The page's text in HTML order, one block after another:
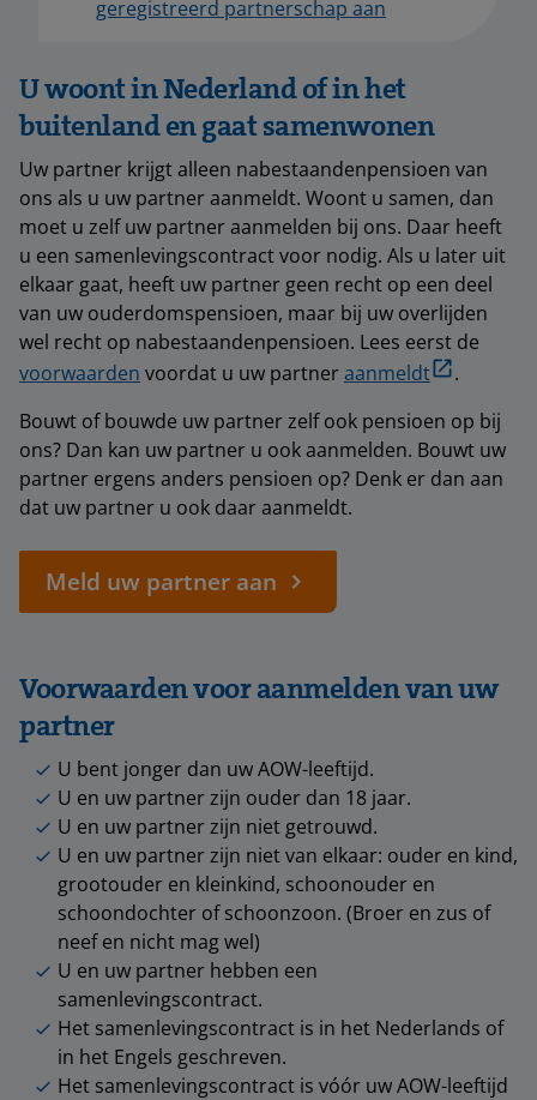
geregistreerd partnerschap aan
U woont in Nederland of in het
buitenland en gaat samenwonen
Uw partner krijgt alleen nabestaandenpensioen van
ons als u uw partner aanmeldt. Woont u samen, dan
moet u zelf uw partner aanmelden bij ons. Daar heeft
u een samenlevingscontract voor nodig. Als u later uit
elkaar gaat, heeft uw partner geen recht op een deel
van uw ouderdomspensioen, maar bij uw overlijden
wel recht op nabestaandenpensioen. Lees eerst de
voorwaarden voordat u uw partneraanmeldt
.
Bouwt of bouwde uw partner zelf ook pensioen op bij
ons? Dan kan uw partner u ook aanmelden. Bouwt uw
partner ergens anders pensioen op? Denk er dan aan
dat uw partner u ook daar aanmeldt.
Meld uw partner aan
Voorwaarden voor aanmelden van uw
partner
U bent jonger dan uw AOW-leeftijd.
U en uw partner zijn ouder dan 18 jaar.
U en uw partner zijn niet getrouwd.
U en uw partner zijn niet van elkaar: ouder en kind,
grootouder en kleinkind, schoonouder en
schoondochter of schoonzoon. (Broer en zus of
neef en nicht mag wel)
U en uw partner hebben een
samenlevingscontract.
Het samenlevingscontract is in het Nederlands of
in het Engels geschreven.
Het samenlevingscontract is vóór uw AOW-leeftijd